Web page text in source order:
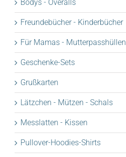
Bodys - Overalls
Freundebücher - Kinderbücher
Für Mamas - Mutterpasshüllen
Geschenke-Sets
Grußkarten
Lätzchen - Mützen - Schals
Messlatten - Kissen
Pullover-Hoodies-Shirts